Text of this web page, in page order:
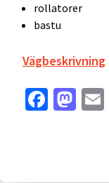
rollatorer
bastu
Vägbeskrivning